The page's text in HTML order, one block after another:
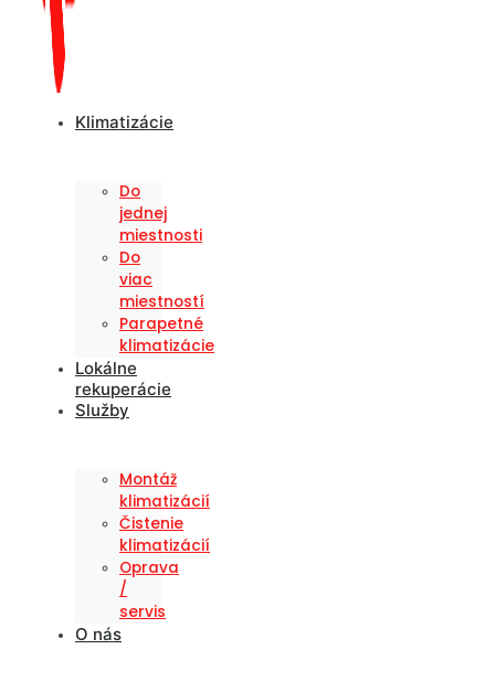
Klimatizácie
Do
jednej
miestnosti
Do
viac
miestností
Parapetné
klimatizácie
Lokálne
rekuperácie
Služby
Montáž
klimatizácií
Čistenie
klimatizácií
Oprava
/
servis
O nás